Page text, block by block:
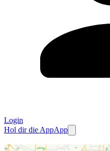
Login
Hol dir die AppApp